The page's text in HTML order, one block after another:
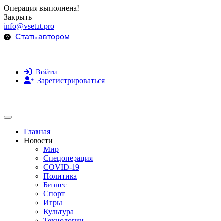
Операция выполнена!
Закрыть
info@vsetut.pro
Стать автором
Войти
Зарегистрироваться
Toggle navigation
Главная
Новости
Мир
Спецоперация
COVID-19
Политика
Бизнес
Спорт
Игры
Культура